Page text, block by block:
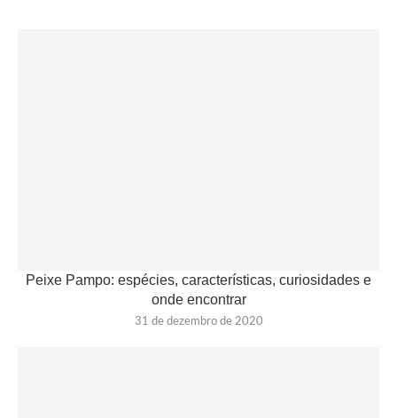
Peixe Pampo: espécies, características, curiosidades e
onde encontrar
31 de dezembro de 2020